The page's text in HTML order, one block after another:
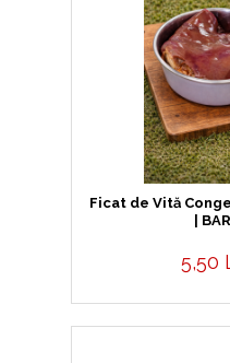
Ficat de Vită
|
5,50